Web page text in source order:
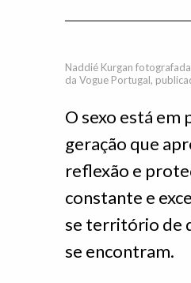
Naddié Kurgan
da Vogue Portugal,
O sexo está em
geração que
reflexão e
constante e
se território de
se encontram.